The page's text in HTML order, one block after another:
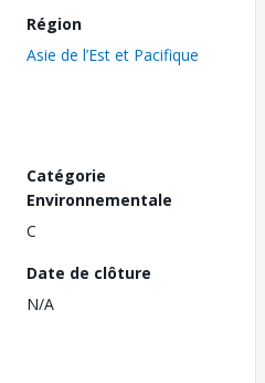
Région
Asie de l’Est et Pacifique
Catégorie
Environnementale
C
Date de clôture
N/A